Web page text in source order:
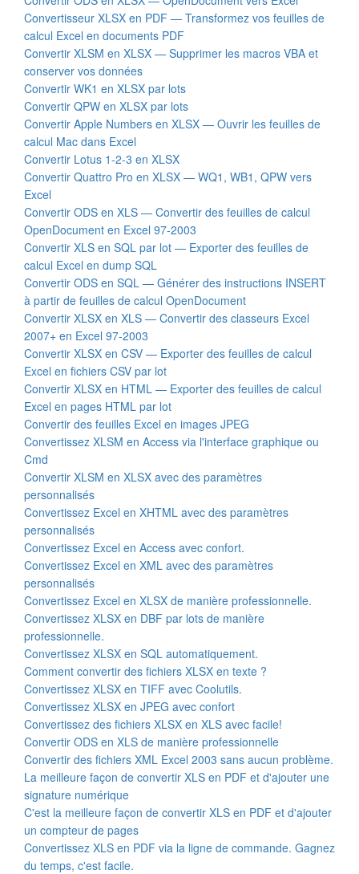
Convertisseur XLSX en PDF — Transformez vos feuilles de
calcul Excel en documents PDF
Convertir XLSM en XLSX — Supprimer les macros VBA et
conserver vos données
Convertir WK1 en XLSX par lots
Convertir QPW en XLSX par lots
Convertir Apple Numbers en XLSX — Ouvrir les feuilles de
calcul Mac dans Excel
Convertir Lotus 1-2-3 en XLSX
Convertir Quattro Pro en XLSX — WQ1, WB1, QPW vers
Excel
Convertir ODS en XLS — Convertir des feuilles de calcul
OpenDocument en Excel 97-2003
Convertir XLS en SQL par lot — Exporter des feuilles de
calcul Excel en dump SQL
Convertir ODS en SQL — Générer des instructions INSERT
à partir de feuilles de calcul OpenDocument
Convertir XLSX en XLS — Convertir des classeurs Excel
2007+ en Excel 97-2003
Convertir XLSX en CSV — Exporter des feuilles de calcul
Excel en fichiers CSV par lot
Convertir XLSX en HTML — Exporter des feuilles de calcul
Excel en pages HTML par lot
Convertir des feuilles Excel en images JPEG
Convertissez XLSM en Access via l'interface graphique ou
Cmd
Convertir XLSM en XLSX avec des paramètres
personnalisés
Convertissez Excel en XHTML avec des paramètres
personnalisés
Convertissez Excel en Access avec confort.
Convertissez Excel en XML avec des paramètres
personnalisés
Convertissez Excel en XLSX de manière professionnelle.
Convertissez XLSX en DBF par lots de manière
professionnelle.
Convertissez XLSX en SQL automatiquement.
Comment convertir des fichiers XLSX en texte ?
Convertissez XLSX en TIFF avec Coolutils.
Convertissez XLSX en JPEG avec confort
Convertissez des fichiers XLSX en XLS avec facile!
Convertir ODS en XLS de manière professionnelle
Convertir des fichiers XML Excel 2003 sans aucun problème.
La meilleure façon de convertir XLS en PDF et d'ajouter une
signature numérique
C'est la meilleure façon de convertir XLS en PDF et d'ajouter
un compteur de pages
Convertissez XLS en PDF via la ligne de commande. Gagnez
du temps, c'est facile.